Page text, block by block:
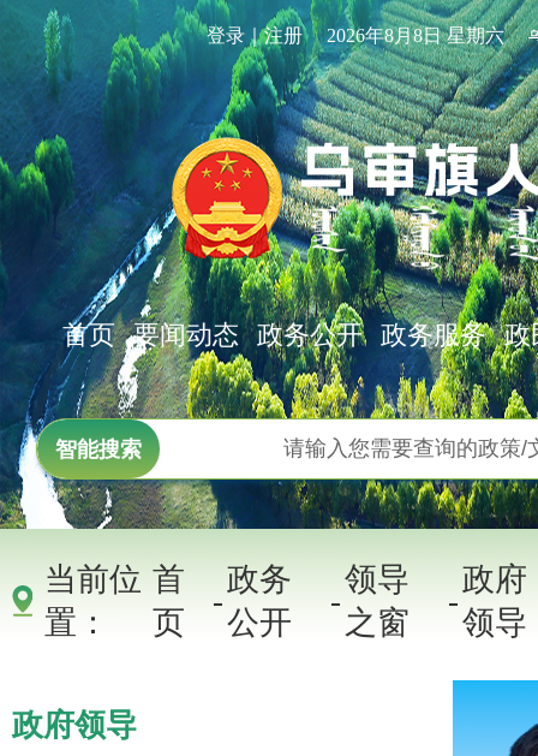
登录｜注册 2026年8月8日 星期六
首页 要闻动态 政务公开 政务服务 政
智能搜索
当前位
置：
首
页
-
政务
公开
-
领导
之窗
-
政府
领导
政府领导